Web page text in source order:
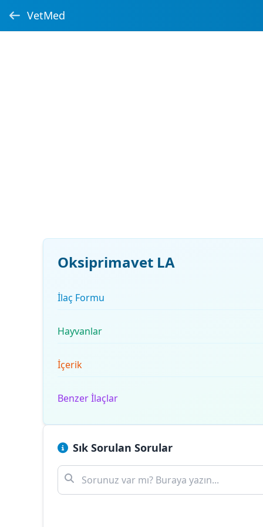
VetMed
Oksiprimavet LA
İlaç Formu
Hayvanlar
İçerik
Benzer İlaçlar
Sık Sorulan Sorular